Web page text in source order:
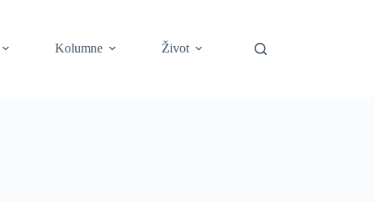
Kolumne Život